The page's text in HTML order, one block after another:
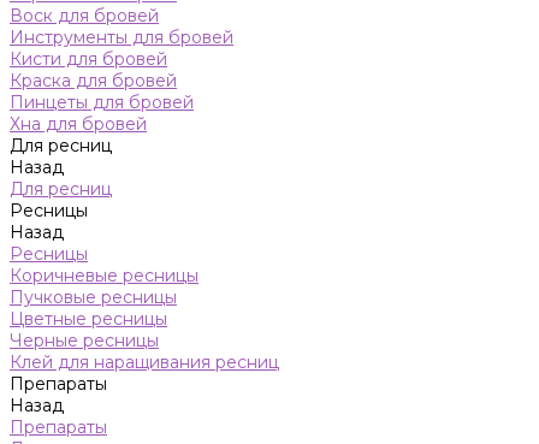
Воск для бровей
Инструменты для бровей
Кисти для бровей
Краска для бровей
Пинцеты для бровей
Хна для бровей
Для ресниц
Назад
Для ресниц
Ресницы
Назад
Ресницы
Коричневые ресницы
Пучковые ресницы
Цветные ресницы
Черные ресницы
Клей для наращивания ресниц
Препараты
Назад
Препараты